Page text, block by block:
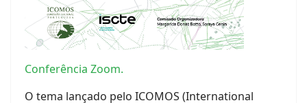
Conferência Zoom.
O tema lançado pelo ICOMOS (International